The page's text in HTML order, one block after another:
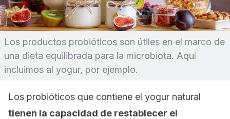
Los productos probióticos son útiles en el marco de
una dieta equilibrada para la microbiota. Aquí
incluimos al yogur, por ejemplo.
Los probióticos que contiene el yogur natural
tienen la capacidad de restablecer el